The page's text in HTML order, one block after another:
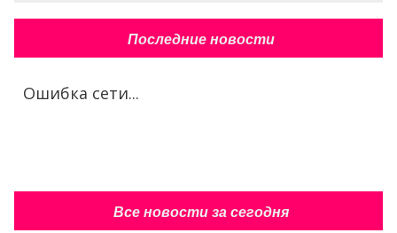
Последние новости
Ошибка сети...
Все новости за сегодня